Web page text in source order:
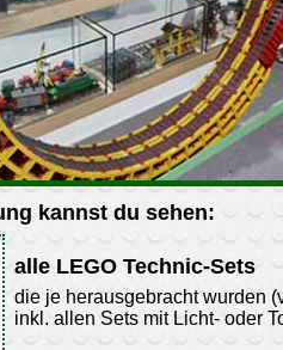
kannst du sehen:
alle LEGO Technic-Sets
die je herausgebracht wurden
inkl. allen Sets mit Licht- oder